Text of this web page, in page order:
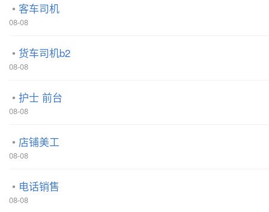
客车司机
08-08
货车司机b2
08-08
护士 前台
08-08
店铺美工
08-08
电话销售
08-08